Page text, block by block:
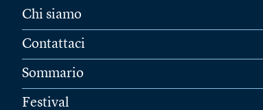
Chi siamo
Contattaci
Sommario
Festival